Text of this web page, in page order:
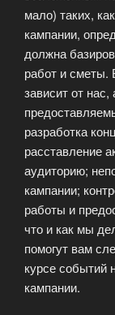
мало) таких,
кампании,
должна
работ и сметы.
зависит от
разработка
расставление
аудиторию;
кампании;
работы и
что и как мы
помогут вам
курсе событий
кампании.